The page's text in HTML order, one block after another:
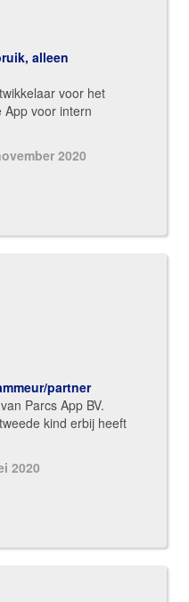
alleen
voor het
App voor intern
2020
partner
Parcs App BV.
kind erbij heeft
2020